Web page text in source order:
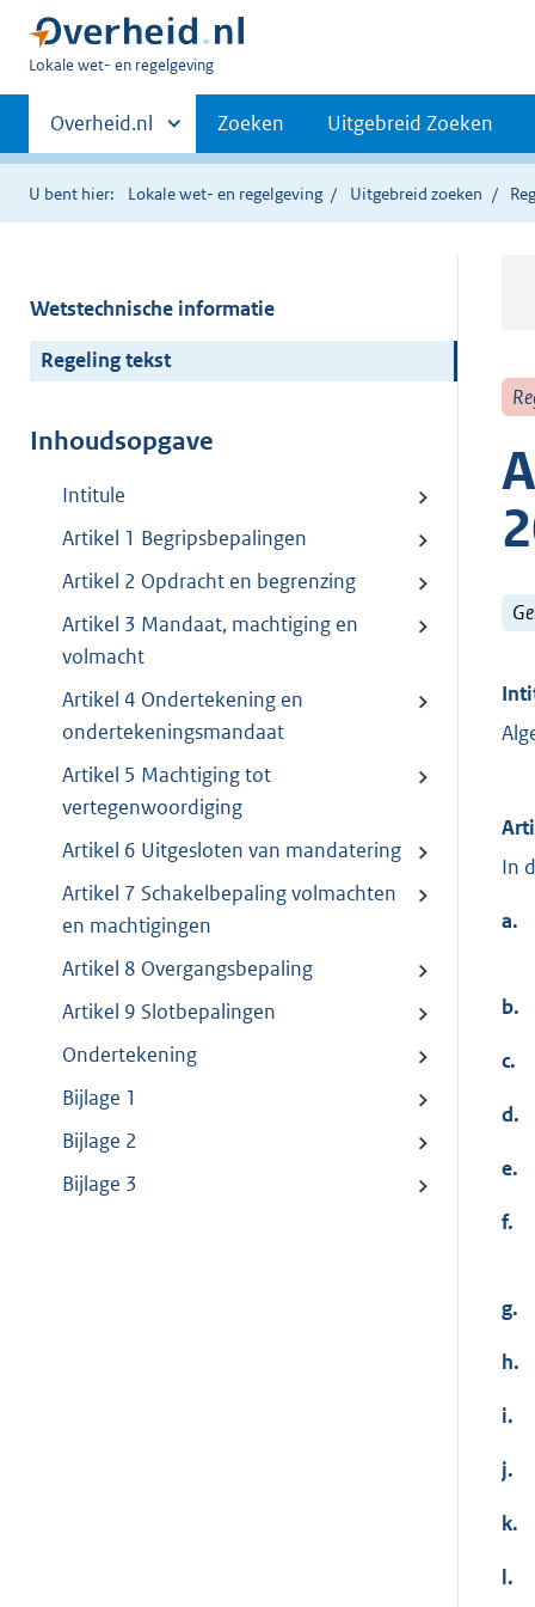
U
hier:
Lokale wet- en regelgeving
Primaire
navigatie
Andere
sites
binnen
Overheid.nl Zoeken Uitgebreid Zoeken
U bent hier: Lokale wet- en regelgeving Uitgebreid zoeken
Wetstechnische informatie
Regeling tekst
Inhoudsopgave
Intitule
Artikel 1 Begripsbepalingen
Artikel 2 Opdracht en begrenzing
Artikel 3 Mandaat, machtiging en
volmacht
Artikel 4 Ondertekening en
ondertekeningsmandaat
Artikel 5 Machtiging tot
vertegenwoordiging
Artikel 6 Uitgesloten van mandatering
Artikel 7 Schakelbepaling volmachten
en machtigingen
Artikel 8 Overgangsbepaling
Artikel 9 Slotbepalingen
Ondertekening
Bijlage 1
Bijlage 2
Bijlage 3
In
a.
b.
c.
d.
e.
f.
g.
h.
i.
j.
k.
l.